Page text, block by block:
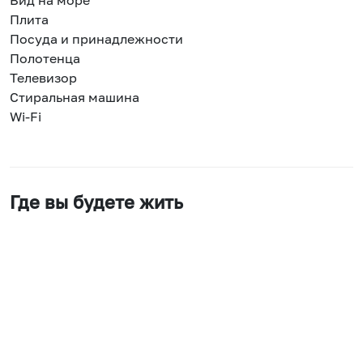
Плита
Посуда и принадлежности
Полотенца
Телевизор
Стиральная машина
Wi-Fi
Где вы будете жить